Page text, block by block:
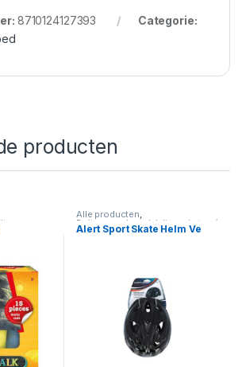
8710124127393
Categorie:
producten
Alle producten,
Buitenspeelgoed, Inline-skates /
Rolschaatsen
Alert Sport Skate Helm Ve